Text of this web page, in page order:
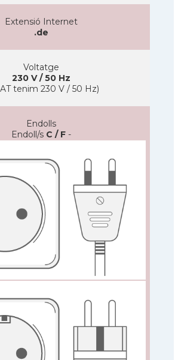
Extensió Internet
.de
Voltatge
230 V / 50 Hz
tenim 230 V / 50 Hz)
Endolls
Endoll/s C / F -